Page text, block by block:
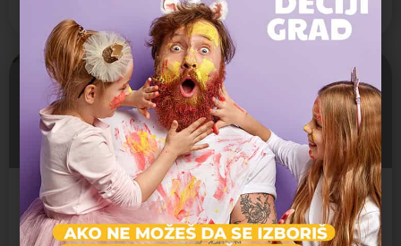
Voždovac
Karate klub Skipper - Voždovac
Karate klub Skipper, osnovan je 2006.godine i od osnivanja klub je clan Beogradskog karate saveza i…
Zatvoreno